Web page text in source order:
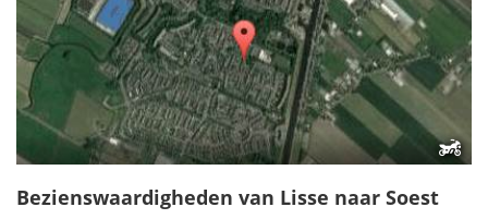
Bezienswaardigheden van Lisse naar Soest